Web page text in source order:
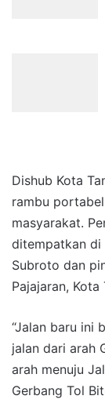
Dishub Kota
rambu
masyarakat.
ditempatkan di
Subroto dan
Pajajaran, Kota
“Jalan baru ini
jalan dari arah
arah menuju
Gerbang Tol